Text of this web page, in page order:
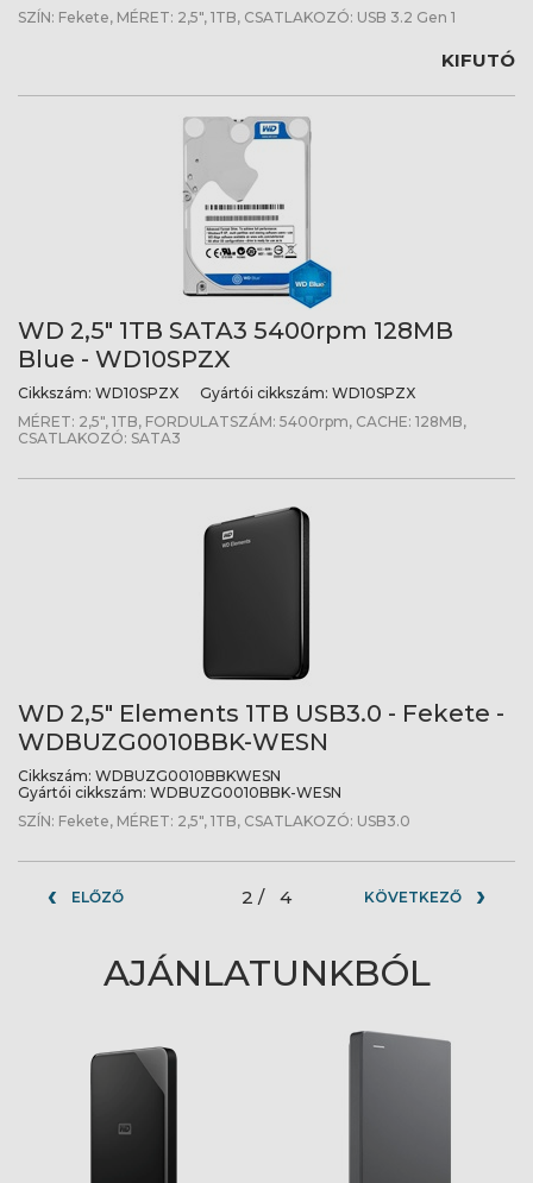
SZÍN: Fekete, MÉRET: 2,5", 1TB, CSATLAKOZÓ: USB 3.2 Gen 1
KIFUTÓ
WD 2,5" 1TB SATA3 5400rpm 128MB
Blue - WD10SPZX
Cikkszám: WD10SPZX Gyártói cikkszám: WD10SPZX
MÉRET: 2,5", 1TB, FORDULATSZÁM: 5400rpm, CACHE: 128MB,
CSATLAKOZÓ: SATA3
WD 2,5" Elements 1TB USB3.0 - Fekete -
WDBUZG0010BBK-WESN
Cikkszám: WDBUZG0010BBKWESN
Gyártói cikkszám: WDBUZG0010BBK-WESN
SZÍN: Fekete, MÉRET: 2,5", 1TB, CSATLAKOZÓ: USB3.0
ELŐZŐ 2 / 4 KÖVETKEZŐ
AJÁNLATUNKBÓL